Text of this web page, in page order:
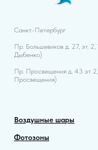
Санкт-Петербург
Пр. Большевиков д. 27, эт.
Дыбенко)
Пр. Просвещения д. 43 эт
Просвещения)
Воздушные шары
Фотозоны